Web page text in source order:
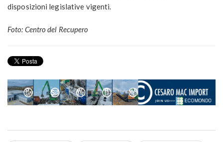
disposizioni legislative vigenti.
Foto: Centro del Recupero